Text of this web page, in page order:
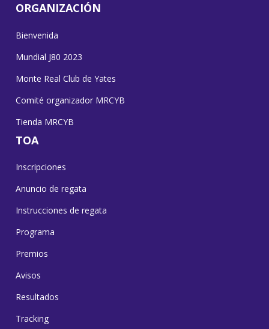
ORGANIZACIÓN
Bienvenida
Mundial J80 2023
Monte Real Club de Yates
Comité organizador MRCYB
Tienda MRCYB
TOA
Inscripciones
Anuncio de regata
Instrucciones de regata
Programa
Premios
Avisos
Resultados
Tracking